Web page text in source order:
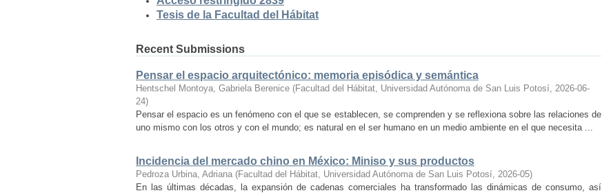
Tesis de la Facultad del Hábitat
Recent Submissions
Pensar el espacio arquitectónico: memoria episódica y semántica
Hentschel Montoya, Gabriela Berenice (Facultad del Hábitat, Universidad Autónoma de San Luis Potosí, 2026-06-
24)
Pensar el espacio es un fenómeno con el que se establecen, se comprenden y se reflexiona sobre las relaciones de
uno mismo con los otros y con el mundo; es natural en el ser humano en un medio ambiente en el que necesita ...
Incidencia del mercado chino en México: Miniso y sus productos
Pedroza Urbina, Adriana (Facultad del Hábitat, Universidad Autónoma de San Luis Potosí, 2026-05)
En las últimas décadas, la expansión de cadenas comerciales ha transformado las dinámicas de consumo, así